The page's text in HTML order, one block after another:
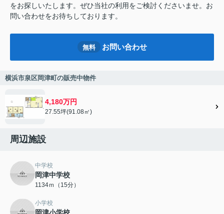
をお探しいたします。ぜひ当社の利用をご検討くださいませ。お
問い合わせをお待ちしております。
無料 お問い合わせ
横浜市泉区岡津町の販売中物件
4,180万円
27.55坪(91.08㎡)
周辺施設
中学校
岡津中学校
1134ｍ（15分）
小学校